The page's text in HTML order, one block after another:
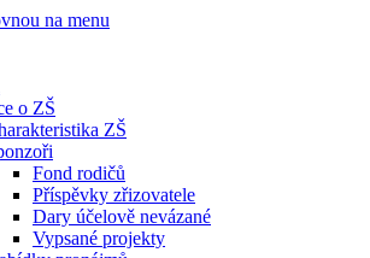
na menu
o ZŠ
ZŠ
Fond rodičů
Příspěvky zřizovatele
Dary účelově nevázané
Vypsané projekty